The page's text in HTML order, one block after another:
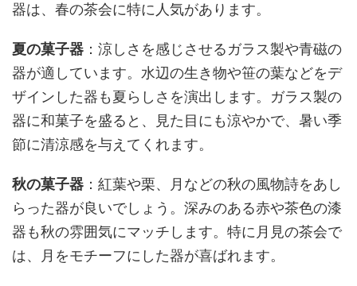
器は、春の茶会に特に人気があります。
夏の菓子器 ：涼しさを感じさせるガラス製や青磁の
器が適しています。水辺の生き物や笹の葉などをデ
ザインした器も夏らしさを演出します。ガラス製の
器に和菓子を盛ると、見た目にも涼やかで、暑い季
節に清涼感を与えてくれます。
秋の菓子器 ：紅葉や栗、月などの秋の風物詩をあし
らった器が良いでしょう。深みのある赤や茶色の漆
器も秋の雰囲気にマッチします。特に月見の茶会で
は、月をモチーフにした器が喜ばれます。